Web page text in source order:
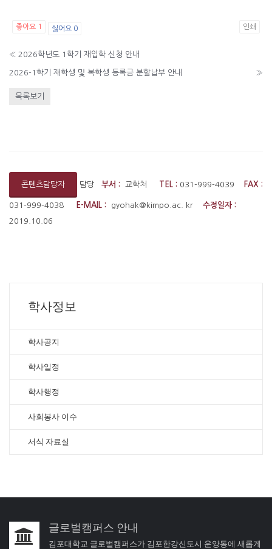
좋아요 1 싫어요 0 인쇄
« 2026학년도 1학기 재입학 신청 안내
2026-1학기 재학생 및 복학생 등록금 분할납부 안내 »
목록보기
콘텐츠담당자 담당 부서 : 교학처 TEL : 031-999-4039 FAX :
031-999-4038 E-MAIL : gyohak@kimpo.ac. kr 수정일자 :
2019.10.06
학사정보
학사공지
학사일정
학사행정
사회봉사 이수
서식 자료실
글로벌캠퍼스 안내
김포대학교 글로벌캠퍼스가 김포한강신도시 운양동에 새롭게